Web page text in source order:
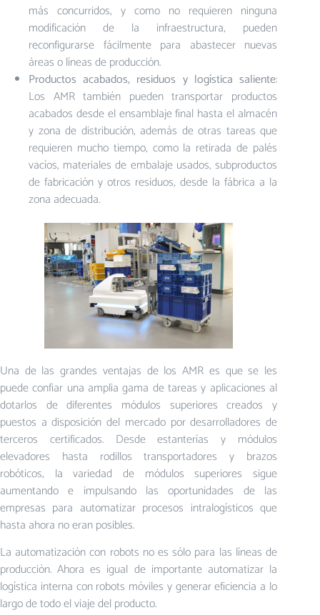
más concurridos, y como no requieren ninguna
modificación de la infraestructura, pueden
reconfigurarse fácilmente para abastecer nuevas
áreas o líneas de producción.
Productos acabados, residuos y logística saliente:
Los AMR también pueden transportar productos
acabados desde el ensamblaje final hasta el almacén
y zona de distribución, además de otras tareas que
requieren mucho tiempo, como la retirada de palés
vacíos, materiales de embalaje usados, subproductos
de fabricación y otros residuos, desde la fábrica a la
zona adecuada.
Una de las grandes ventajas de los AMR es que se les
puede confiar una amplia gama de tareas y aplicaciones al
dotarlos de diferentes módulos superiores creados y
puestos a disposición del mercado por desarrolladores de
terceros certificados. Desde estanterías y módulos
elevadores hasta rodillos transportadores y brazos
robóticos, la variedad de módulos superiores sigue
aumentando e impulsando las oportunidades de las
empresas para automatizar procesos intralogísticos que
hasta ahora no eran posibles.
La automatización con robots no es sólo para las líneas de
producción. Ahora es igual de importante automatizar la
logística interna con robots móviles y generar eficiencia a lo
largo de todo el viaje del producto.